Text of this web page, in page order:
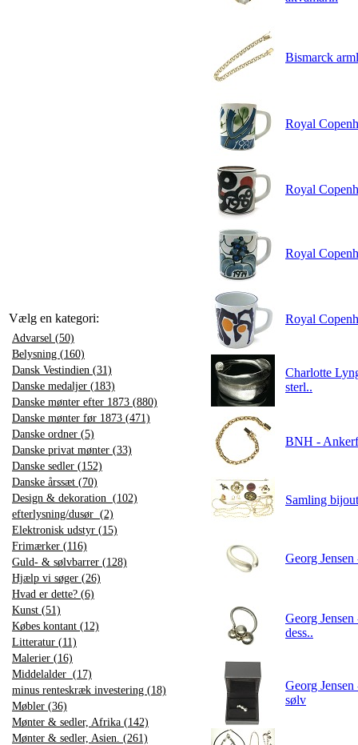
Vælg en kategori:
Advarsel (50)
Belysning (160)
Dansk Vestindien (31)
Danske medaljer (183)
Danske mønter efter 1873 (880)
Danske mønter før 1873 (471)
Danske ordner (5)
Danske privat mønter (33)
Danske sedler (152)
Danske årssæt (70)
Design & dekoration (102)
efterlysning/dusør (2)
Elektronisk udstyr (15)
Frimærker (116)
Guld- & sølvbarrer (128)
Hjælp vi søger (26)
Hvad er dette? (6)
Kunst (51)
Købes kontant (12)
Litteratur (11)
Malerier (16)
Middelalder (17)
minus renteskræk investering (18)
Møbler (36)
Mønter & sedler, Afrika (142)
Mønter & sedler, Asien. (261)
Bismarck
Royal
Royal
Royal
Royal
Charlotte
sterl..
BNH -
Samling
Georg
Georg
dess..
Georg
sølv